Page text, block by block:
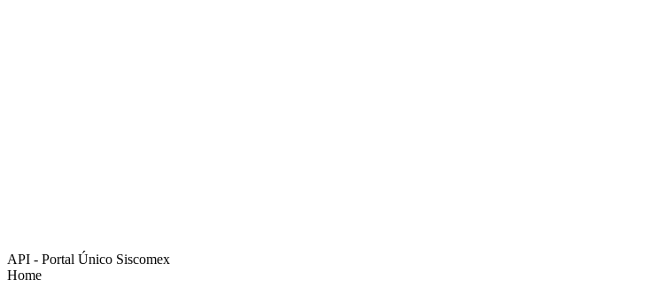
API - Portal Único Siscomex
Home